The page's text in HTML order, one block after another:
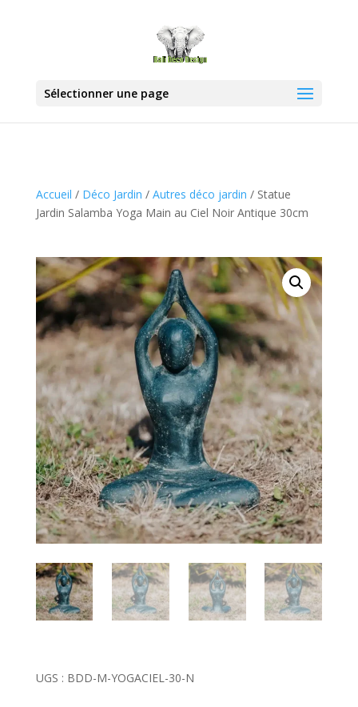
Sélectionner une page
Accueil / Déco Jardin / Autres déco jardin / Statue
Jardin Salamba Yoga Main au Ciel Noir Antique 30cm
UGS : BDD-M-YOGACIEL-30-N